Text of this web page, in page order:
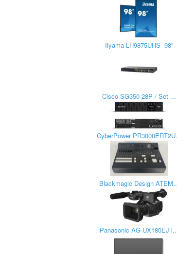
Iiyama LH9875UHS -98"
Cisco SG350-28P / Set ...
CyberPower
Blackmagic Design
Panasonic AG-UX180EJ